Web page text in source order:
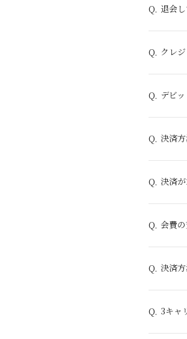
Q. 退会
Q. クレ
Q. デビ
Q. 決済
Q. 決済が
Q. 会費
Q. 決済
Q. 3キャ